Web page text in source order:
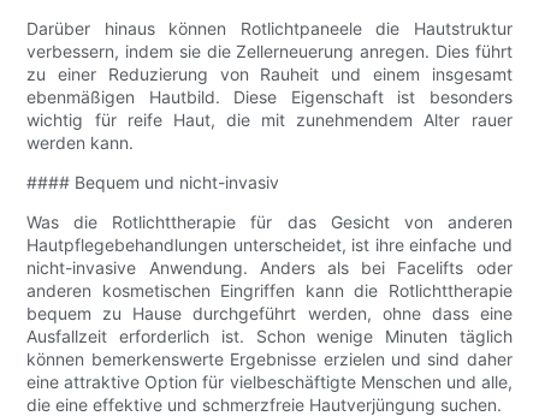
Darüber hinaus können Rotlichtpaneele die Hautstruktur
verbessern, indem sie die Zellerneuerung anregen. Dies führt
zu einer Reduzierung von Rauheit und einem insgesamt
ebenmäßigen Hautbild. Diese Eigenschaft ist besonders
wichtig für reife Haut, die mit zunehmendem Alter rauer
werden kann.
#### Bequem und nicht-invasiv
Was die Rotlichttherapie für das Gesicht von anderen
Hautpflegebehandlungen unterscheidet, ist ihre einfache und
nicht-invasive Anwendung. Anders als bei Facelifts oder
anderen kosmetischen Eingriffen kann die Rotlichttherapie
bequem zu Hause durchgeführt werden, ohne dass eine
Ausfallzeit erforderlich ist. Schon wenige Minuten täglich
können bemerkenswerte Ergebnisse erzielen und sind daher
eine attraktive Option für vielbeschäftigte Menschen und alle,
die eine effektive und schmerzfreie Hautverjüngung suchen.